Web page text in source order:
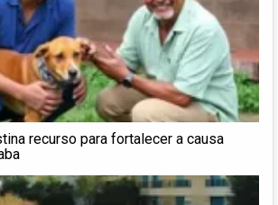
recurso para fortalecer a causa